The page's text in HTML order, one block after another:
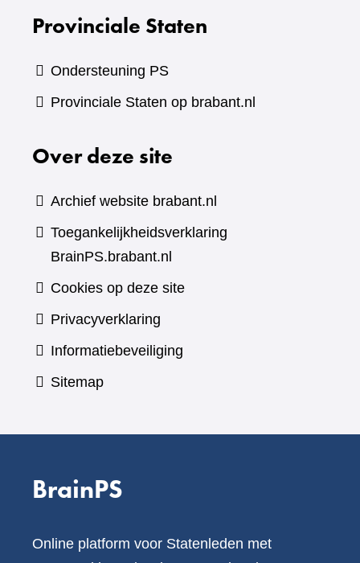
Provinciale Staten
Ondersteuning PS
Provinciale Staten op brabant.nl
Over deze site
Archief website brabant.nl
Toegankelijkheidsverklaring
BrainPS.brabant.nl
Cookies op deze site
Privacyverklaring
Informatiebeveiliging
Sitemap
BrainPS
Online platform voor Statenleden met